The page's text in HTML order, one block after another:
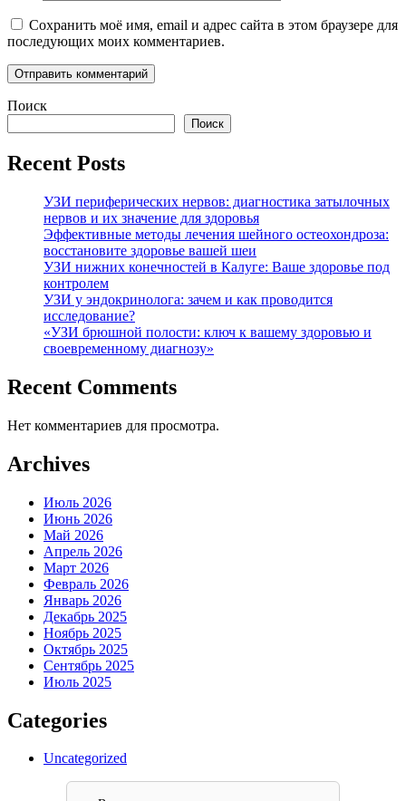
Сохранить моё имя, email и адрес сайта в этом браузере для
последующих моих комментариев.
Поиск
Поиск
Recent Posts
УЗИ периферических нервов: диагностика затылочных
нервов и их значение для здоровья
Эффективные методы лечения шейного остеохондроза:
восстановите здоровье вашей шеи
УЗИ нижних конечностей в Калуге: Ваше здоровье под
контролем
УЗИ у эндокринолога: зачем и как проводится
исследование?
«УЗИ брюшной полости: ключ к вашему здоровью и
своевременному диагнозу»
Recent Comments
Нет комментариев для просмотра.
Archives
Июль 2026
Июнь 2026
Май 2026
Апрель 2026
Март 2026
Февраль 2026
Январь 2026
Декабрь 2025
Ноябрь 2025
Октябрь 2025
Сентябрь 2025
Июль 2025
Categories
Uncategorized